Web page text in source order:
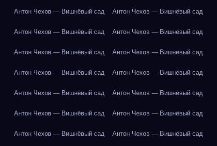
Антон Чехов — Вишнёвый сад Антон Чехов — Вишнёвый сад
Антон Чехов — Вишнёвый сад Антон Чехов — Вишнёвый сад
Антон Чехов — Вишнёвый сад Антон Чехов — Вишнёвый сад
Антон Чехов — Вишнёвый сад Антон Чехов — Вишнёвый сад
Антон Чехов — Вишнёвый сад Антон Чехов — Вишнёвый сад
Антон Чехов — Вишнёвый сад Антон Чехов — Вишнёвый сад
Антон Чехов — Вишнёвый сад Антон Чехов — Вишнёвый сад